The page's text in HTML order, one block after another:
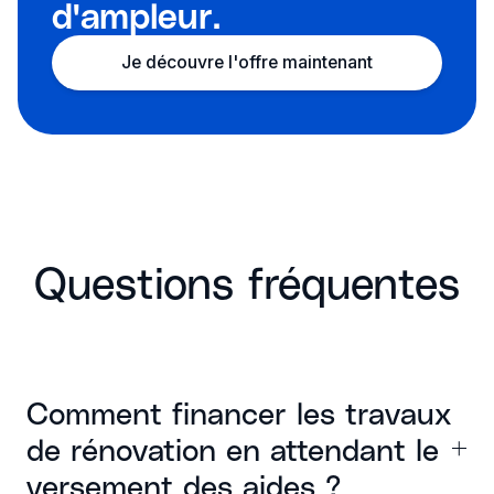
d'ampleur.
Je découvre l'offre maintenant
Questions fréquentes
Comment financer les travaux
de rénovation en attendant le
versement des aides ?